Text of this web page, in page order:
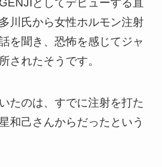
としてデビューする直
川氏から女性ホルモン注射
を聞き、恐怖を感じてジャ
されたそうです。
たのは、すでに注射を打た
和己さんからだったという